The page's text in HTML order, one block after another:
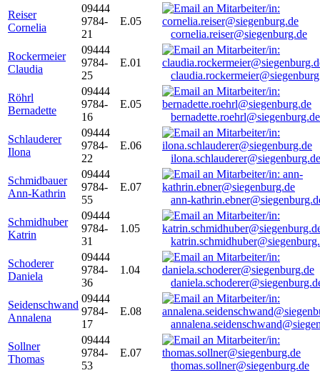
Reiser
Cornelia
09444
9784-
21
E.05
cornelia.reiser@siegenburg.de
Rockermeier
Claudia
09444
9784-
25
E.01
Röhrl
Bernadette
09444
9784-
16
E.05
bernadette.roehrl@siegenburg.de
Schlauderer
Ilona
09444
9784-
22
E.06
ilona.schlauderer@siegenburg.de
Schmidbauer
Ann-Kathrin
09444
9784-
55
E.07
ann-
Schmidhuber
Katrin
09444
9784-
31
1.05
Schoderer
Daniela
09444
9784-
36
1.04
Seidenschwand
Annalena
09444
9784-
17
E.08
Sollner
Thomas
09444
9784-
53
E.07
thomas.sollner@siegenburg.de